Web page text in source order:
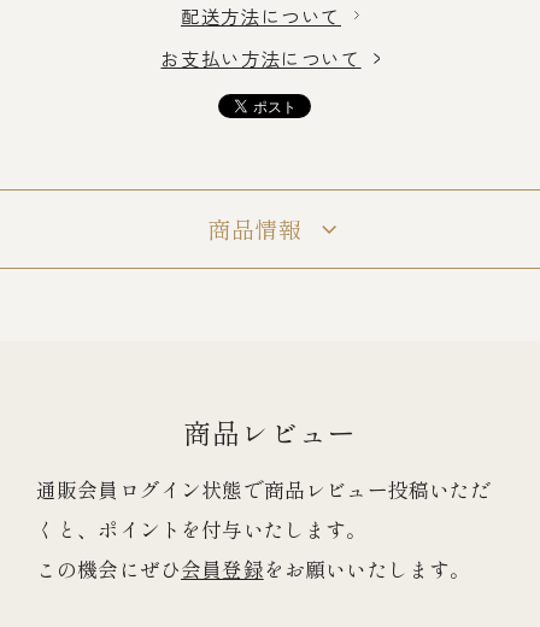
ご利用ガイド
配送方法について
お支払い方法について
商品情報
商品レビュー
通販会員ログイン状態で商品レビュー投稿いただ
くと、ポイントを付与いたします。
この機会にぜひ会員登録をお願いいたします。